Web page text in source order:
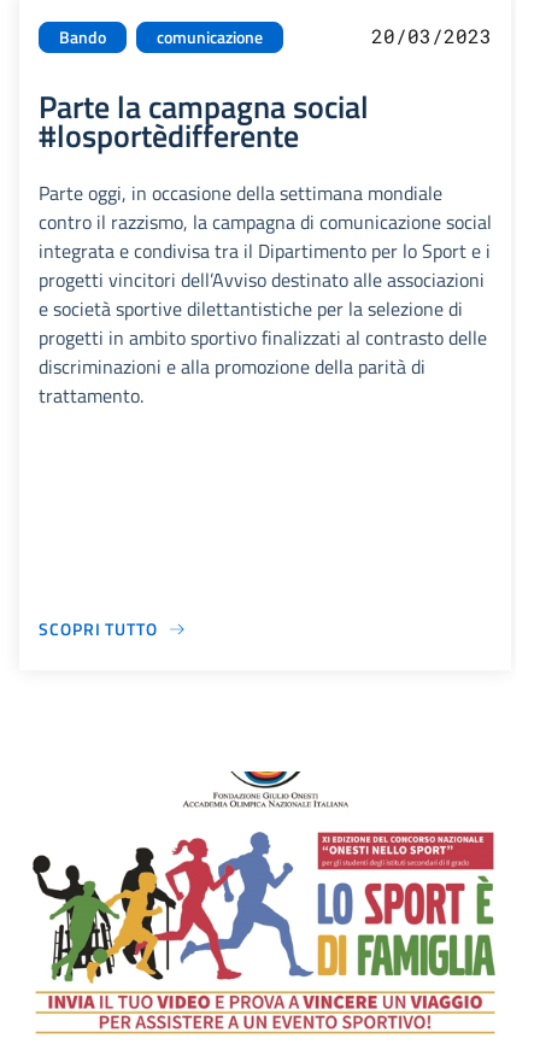
Bando comunicazione 20/03/2023
Parte la campagna social
#losportèdifferente
Parte oggi, in occasione della settimana mondiale
contro il razzismo, la campagna di comunicazione social
integrata e condivisa tra il Dipartimento per lo Sport e i
progetti vincitori dell’Avviso destinato alle associazioni
e società sportive dilettantistiche per la selezione di
progetti in ambito sportivo finalizzati al contrasto delle
discriminazioni e alla promozione della parità di
trattamento.
SCOPRI TUTTO